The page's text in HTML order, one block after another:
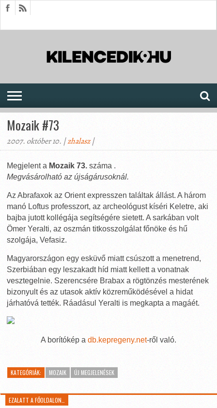
Mozaik #73
2007. október 10. |zhalasz|
Megjelent a Mozaik 73. száma .
Megvásárolható az újságárusoknál.
Az Abrafaxok az Orient expresszen találtak állást. A három
manó Loftus professzort, az archeológust kíséri Keletre, aki
bajba jutott kollégája segítségére sietett. A sarkában volt
Ömer Yeralti, az oszmán titkosszolgálat főnöke és hű
szolgája, Vefasiz.
Magyarországon egy esküvő miatt csúszott a menetrend,
Szerbiában egy leszakadt híd miatt kellett a vonatnak
vesztegelnie. Szerencsére Brabax a rögtönzés mesterének
bizonyult és az utasok aktív közreműködésével a hidat
járhatóvá tették. Ráadásul Yeralti is megkapta a magáét.
A borítókép a db.kepregeny.net-ről való.
KATEGÓRIÁK: MOZAIK ÚJ MEGJELENÉSEK
EZALATT A FŐOLDALON…